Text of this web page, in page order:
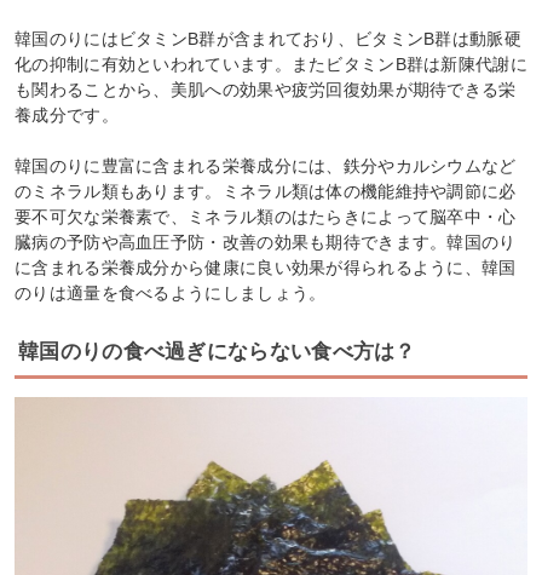
韓国のりにはビタミンB群が含まれており、ビタミンB群は動脈硬
化の抑制に有効といわれています。またビタミンB群は新陳代謝に
も関わることから、美肌への効果や疲労回復効果が期待できる栄
養成分です。
韓国のりに豊富に含まれる栄養成分には、鉄分やカルシウムなど
のミネラル類もあります。ミネラル類は体の機能維持や調節に必
要不可欠な栄養素で、ミネラル類のはたらきによって脳卒中・心
臓病の予防や高血圧予防・改善の効果も期待できます。韓国のり
に含まれる栄養成分から健康に良い効果が得られるように、韓国
のりは適量を食べるようにしましょう。
韓国のりの食べ過ぎにならない食べ方は？